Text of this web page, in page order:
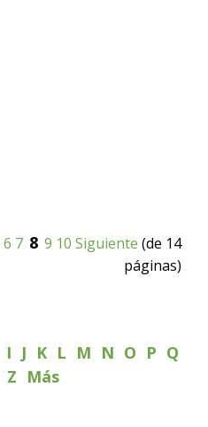
6 7 8 9 10 Siguiente (de 14
páginas)
I J K L M N O P Q
Z Más